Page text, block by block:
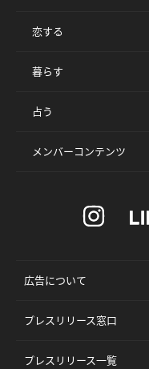
恋する
暮らす
占う
メンバーコンテンツ
広告について
プレスリリース窓口
プレスリリース一覧